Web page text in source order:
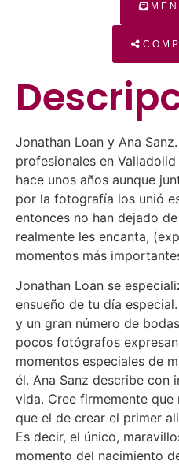
Jonathan Loan y Ana
profesionales en
hace unos años aunque
por la fotografía los unió
entonces no han dejado
realmente les encanta,
momentos más
Jonathan Loan se
ensueño de tu día
y un gran número de
pocos fotógrafos
momentos especiales de
él. Ana Sanz describe con
vida. Cree firmemente que
que el de crear el primer
Es decir, el único,
momento del nacimiento